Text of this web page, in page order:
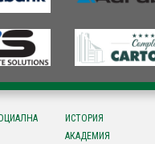
ИСТОРИЯ
АКАДЕМИЯ